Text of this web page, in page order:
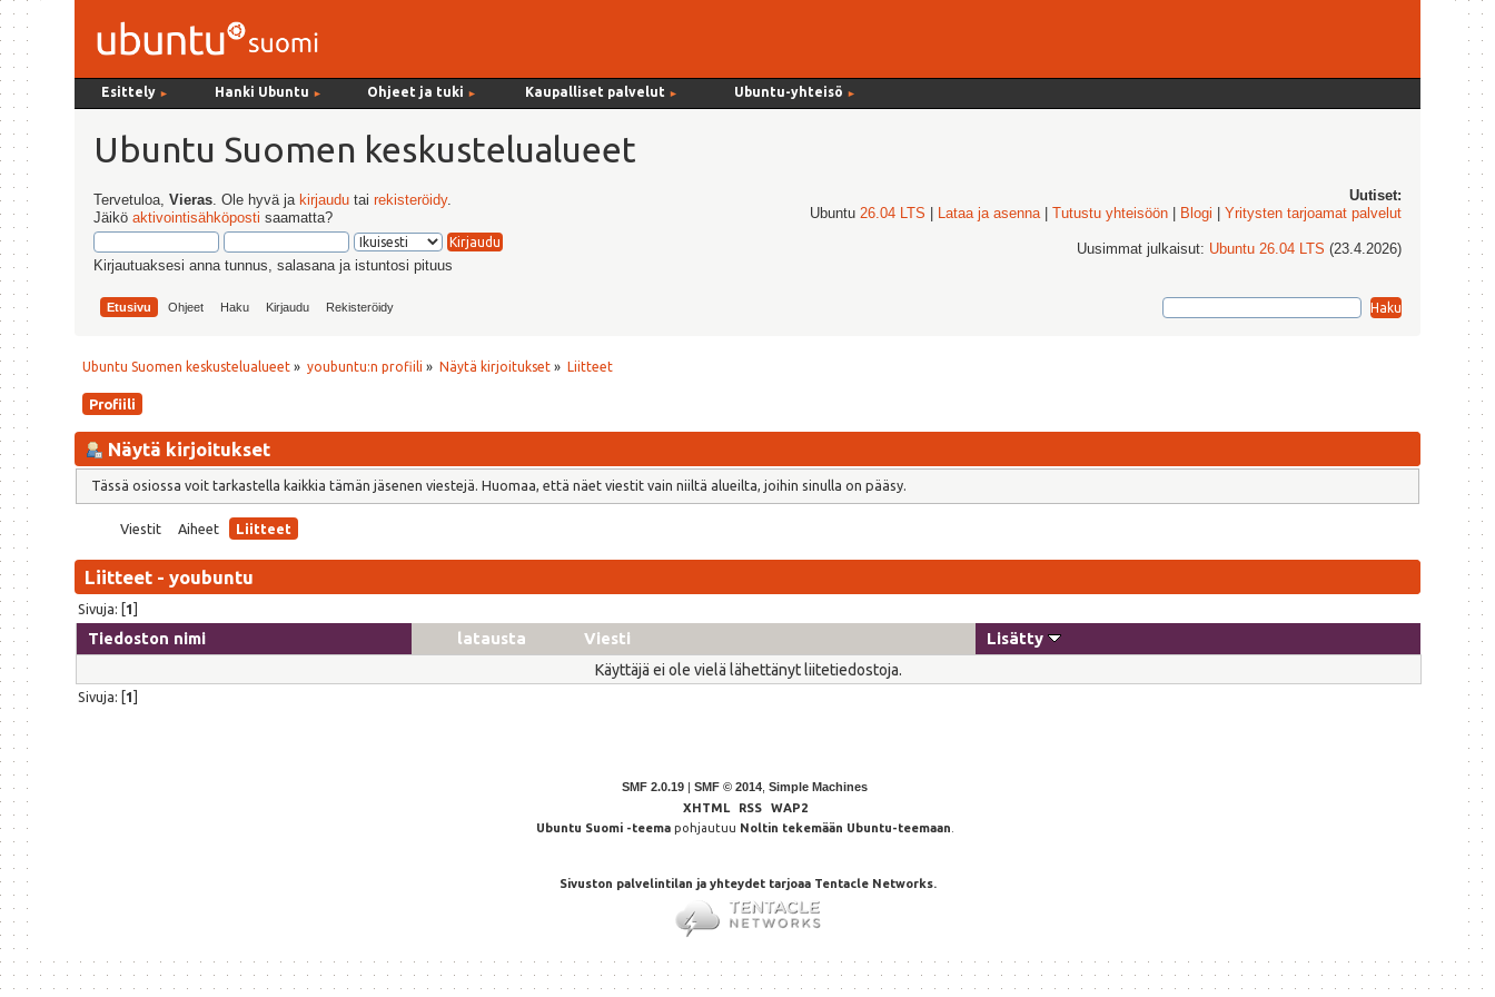
Esittely ► Hanki Ubuntu ► Ohjeet ja tuki ► Kaupalliset palvelut ► Ubuntu-yhteisö ►
Ubuntu Suomen keskustelualueet
Tervetuloa, Vieras. Ole hyvä ja kirjaudutai rekisteröidy.
Jäikö aktivointisähköposti saamatta?
Kirjautuaksesi anna tunnus, salasana ja istuntosi pituus
Uutiset:
Ubuntu26.04 LTS Lataa ja asenna|Tutustu yhteisöön Blogi |Yritysten tarjoamat palvelut
Uusimmat julkaisut: Ubuntu 26.04 LTS (23.4.2026)
Etusivu Ohjeet Haku Kirjaudu Rekisteröidy
Ubuntu Suomen keskustelualueet » youbuntu:n profiili » Näytä kirjoitukset » Liitteet
Profiili
Näytä kirjoitukset
Tässä osiossa voit tarkastella kaikkia tämän jäsenen viestejä. Huomaa, että näet viestit vain niiltä alueilta, joihin sinulla on pääsy.
Viestit Aiheet Liitteet
Liitteet - youbuntu
Sivuja: [1]
Tiedoston nimi latausta Viesti Lisätty
Käyttäjä ei ole vielä lähettänyt liitetiedostoja.
Sivuja: [1]
SMF 2.0.19 | SMF © 2014 Simple Machines
XHTML
RSS
WAP2
Ubuntu Suomi -teemapohjautuu Noltin tekemään Ubuntu-teemaan
Sivuston palvelintilan ja yhteydet tarjoaa Tentacle Networks.